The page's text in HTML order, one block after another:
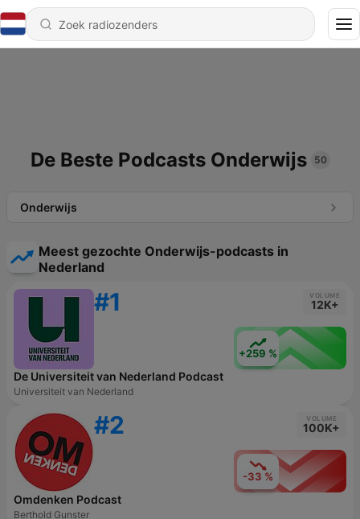
De Beste Podcasts Onderwijs 50
Onderwijs
Meest gezochte Onderwijs-podcasts in
Nederland
#1 VOLUME
12K+
+259 %
De Universiteit van Nederland Podcast
Universiteit van Nederland
#2 VOLUME
100K+
-33 %
Omdenken Podcast
Berthold Gunster